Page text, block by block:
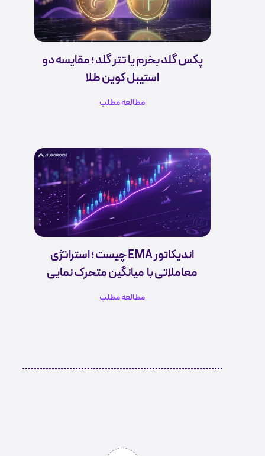
پکس گلد بخرم یا تتر گلد ؛ مقایسه دو
استیبل کوین طلا
مطالعه مطلب
اندیکاتور EMA چیست ؛ استراتژی
معاملاتی با میانگین متحرک نمایی
مطالعه مطلب